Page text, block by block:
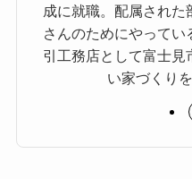
成に就職。配属され
さんのためにやって
引工務店として富士見
い家づくり